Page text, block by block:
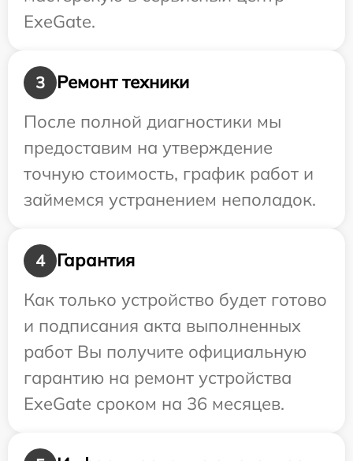
ExeGate.
3
Ремонт техники
После полной диагностики мы
предоставим на утверждение
точную стоимость, график работ и
займемся устранением неполадок.
4
Гарантия
Как только устройство будет готово
и подписания акта выполненных
работ Вы получите официальную
гарантию на ремонт устройства
ExeGate сроком на 36 месяцев.